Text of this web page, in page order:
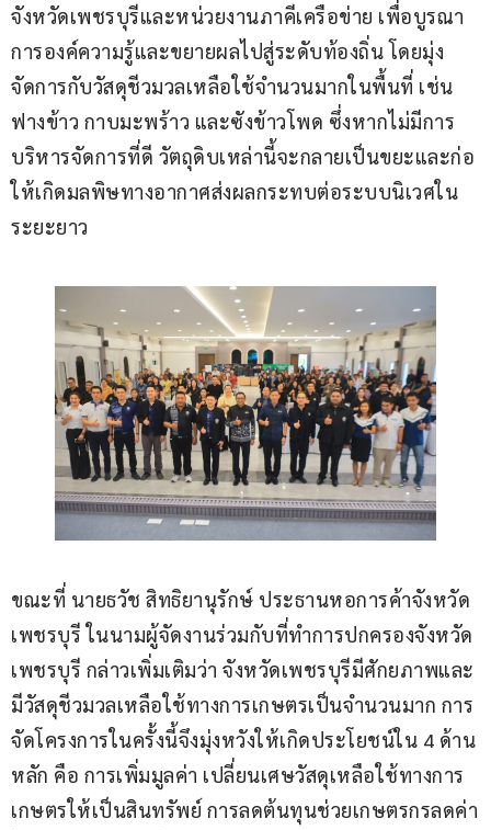
จังหวัดเพชรบุรีและหน่วยงานภาคีเครือข่าย เพื่อบูรณา
การองค์ความรู้และขยายผลไปสู่ระดับท้องถิ่น โดยมุ่ง
จัดการกับวัสดุชีวมวลเหลือใช้จำนวนมากในพื้นที่ เช่น
ฟางข้าว กาบมะพร้าว และซังข้าวโพด ซึ่งหากไม่มีการ
บริหารจัดการที่ดี วัตถุดิบเหล่านี้จะกลายเป็นขยะและก่อ
ให้เกิดมลพิษทางอากาศส่งผลกระทบต่อระบบนิเวศใน
ระยะยาว
ขณะที่ นายธวัช สิทธิยานุรักษ์ ประธานหอการค้าจังหวัด
เพชรบุรี ในนามผู้จัดงานร่วมกับที่ทำการปกครองจังหวัด
เพชรบุรี กล่าวเพิ่มเติมว่า จังหวัดเพชรบุรีมีศักยภาพและ
มีวัสดุชีวมวลเหลือใช้ทางการเกษตรเป็นจำนวนมาก การ
จัดโครงการในครั้งนี้จึงมุ่งหวังให้เกิดประโยชน์ใน 4 ด้าน
หลัก คือ การเพิ่มมูลค่า เปลี่ยนเศษวัสดุเหลือใช้ทางการ
เกษตรให้เป็นสินทรัพย์ การลดต้นทุนช่วยเกษตรกรลดค่า